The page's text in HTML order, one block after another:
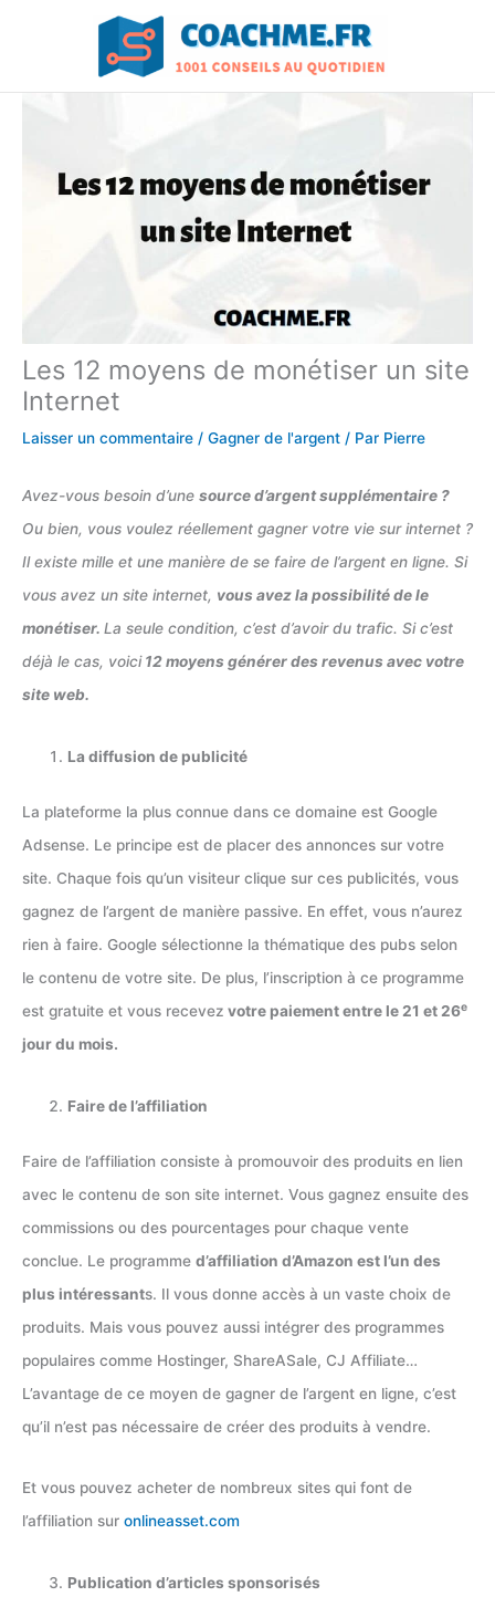
Les 12 moyens de monétiser un site
Internet
Laisser un commentaire / Gagner de l'argent / Par Pierre
Avez-vous besoin d’une source d’argent supplémentaire ?
Ou bien, vous voulez réellement gagner votre vie sur internet ?
Il existe mille et une manière de se faire de l’argent en ligne. Si
vous avez un site internet, vous avez la possibilité de le
monétiser. La seule condition, c’est d’avoir du trafic. Si c’est
déjà le cas, voici12 moyens générer des revenus avec votre
site web.
La diffusion de publicité
La plateforme la plus connue dans ce domaine est Google
Adsense. Le principe est de placer des annonces sur votre
site. Chaque fois qu’un visiteur clique sur ces publicités, vous
gagnez de l’argent de manière passive. En effet, vous n’aurez
rien à faire. Google sélectionne la thématique des pubs selon
le contenu de votre site. De plus, l’inscription à ce programme
est gratuite et vous recevez votre paiement entre le 21 et 26e
jour du mois.
Faire de l’affiliation
Faire de l’affiliation consiste à promouvoir des produits en lien
avec le contenu de son site internet. Vous gagnez ensuite des
commissions ou des pourcentages pour chaque vente
conclue. Le programme d’affiliation d’Amazon est l’un des
plus intéressants. Il vous donne accès à un vaste choix de
produits. Mais vous pouvez aussi intégrer des programmes
populaires comme Hostinger, ShareASale, CJ Affiliate…
L’avantage de ce moyen de gagner de l’argent en ligne, c’est
qu’il n’est pas nécessaire de créer des produits à vendre.
Et vous pouvez acheter de nombreux sites qui font de
l’affiliation sur onlineasset.com
Publication d’articles sponsorisés